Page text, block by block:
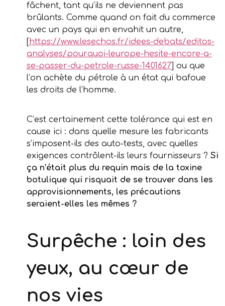
fâchent, tant qu’ils ne deviennent pas
brûlants. Comme quand on fait du commerce
avec un pays qui en envahit un autre,
[https://www.lesechos.fr/idees-debats/editos-
analyses/pourquoi-leurope-hesite-encore-a-
se-passer-du-petrole-russe-1401627] ou que
l’on achète du pétrole à un état qui bafoue
les droits de l’homme.
C’est certainement cette tolérance qui est en
cause ici : dans quelle mesure les fabricants
s’imposent-ils des auto-tests, avec quelles
exigences contrôlent-ils leurs fournisseurs ? Si
ça n’était plus du requin mais de la toxine
botulique qui risquait de se trouver dans les
approvisionnements, les précautions
seraient-elles les mêmes ?
Surpêche : loin des
yeux, au cœur de
nos vies